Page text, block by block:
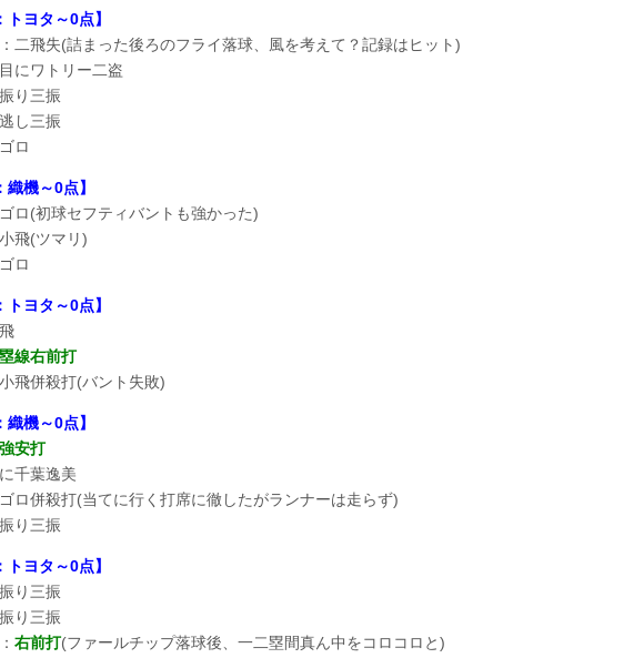
トヨタ～0点】
二飛失(詰まった後ろのフライ落球、風を考えて？記録はヒット)
にワトリー二盗
り三振
し三振
ロ
織機～0点】
ロ(初球セフティバントも強かった)
飛(ツマリ)
ロ
トヨタ～0点】
線右前打
飛併殺打(バント失敗)
織機～0点】
安打
千葉逸美
ロ併殺打(当てに行く打席に徹したがランナーは走らず)
り三振
トヨタ～0点】
り三振
り三振
右前打(ファールチップ落球後、一二塁間真ん中をコロコロと)